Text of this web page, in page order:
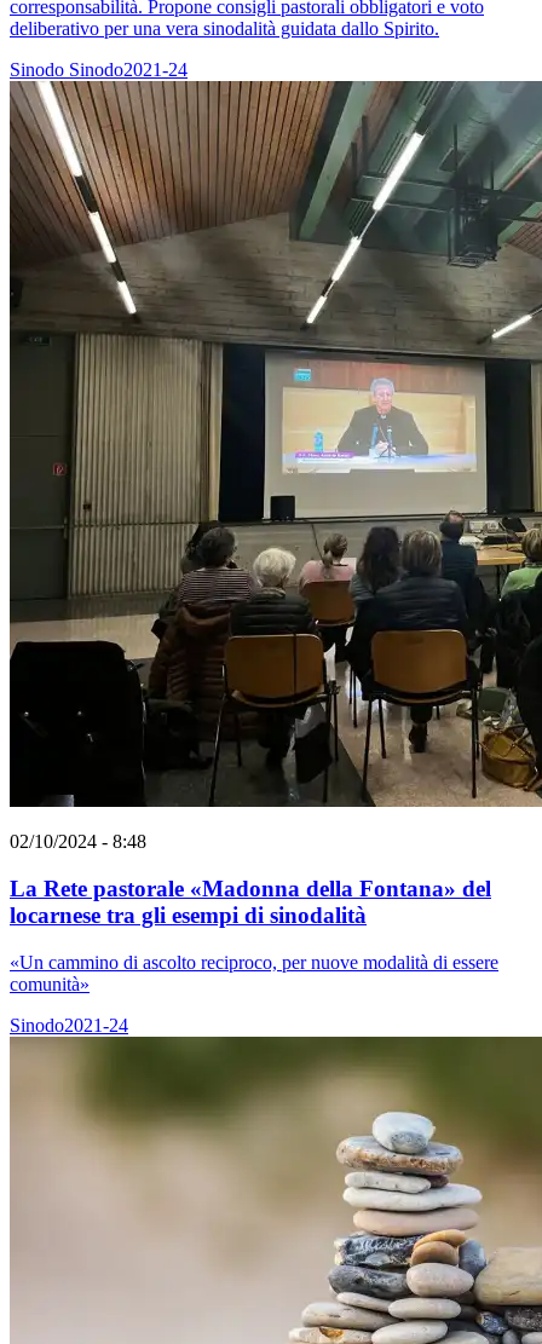
corresponsabilità. Propone consigli pastorali obbligatori e voto
deliberativo per una vera sinodalità guidata dallo Spirito.
Sinodo Sinodo2021-24
02/10/2024 - 8:48
La Rete pastorale «Madonna della Fontana» del
locarnese tra gli esempi di sinodalità
«Un cammino di ascolto reciproco, per nuove modalità di essere
comunità»
Sinodo2021-24